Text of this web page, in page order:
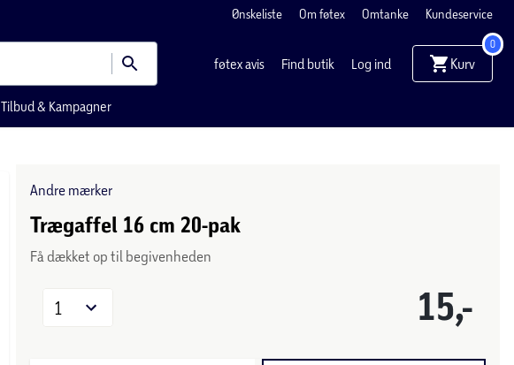
Ønskeliste Om føtex Omtanke Kundeservice
føtex avis Find butik Log ind Kurv
0
Tilbud & Kampagner
Andre mærker
Trægaffel 16 cm 20-pak
Få dækket op til begivenheden
15,-
1